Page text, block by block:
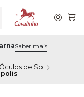
Saber mais
Óculos de Sol